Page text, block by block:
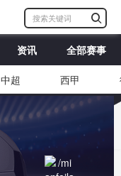
资讯 全部赛事
中超 西甲